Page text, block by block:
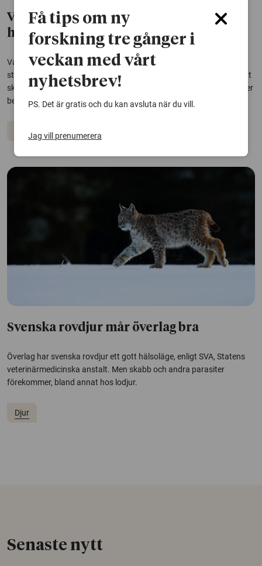
Värkmedicin mildrar smärtresponsen
hos havskräftor
Vanliga smärtstillande mediciner fungerar på havskräftor, visar en
studie från Göteborgs universitet. Det är ytterligare ett tecken på att
skaldjur kan känna smärta och att skonsammare avlivningsmetoder
behöver utvecklas, menar forskarna.
Svenska rovdjur mår överlag bra
Överlag har svenska rovdjur ett gott hälsoläge, enligt SVA, Statens
veterinärmedicinska anstalt. Men skabb och andra parasiter
förekommer, bland annat hos lodjur.
Djur
Senaste nytt
Få tips om ny
forskning tre gånger i
veckan med vårt
nyhetsbrev!
PS. Det är gratis och du kan avsluta när du vill.
Jag vill prenumerera